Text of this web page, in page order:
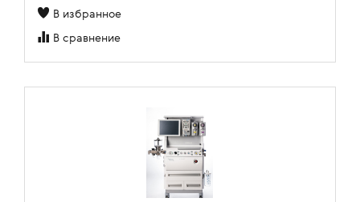
В избранное
В сравнение